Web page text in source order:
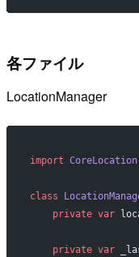
各ファイル
LocationManager
import CoreLocation
class
    private
var
    private
var